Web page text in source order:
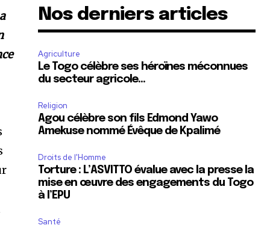
Nos derniers articles
Agriculture
Le Togo célèbre ses héroïnes méconnues
du secteur agricole…
Religion
Agou célèbre son fils Edmond Yawo
Amekuse nommé Évêque de Kpalimé
Droits de l'Homme
Torture : L’ASVITTO évalue avec la presse la
mise en œuvre des engagements du Togo
à l’EPU
Santé